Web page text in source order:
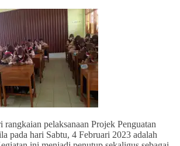
pelaksanaan Projek Penguatan
pada hari Sabtu, 4 Februari 2023 adalah